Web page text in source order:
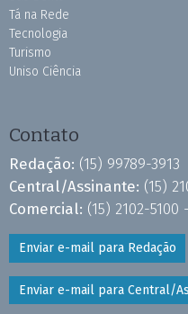
Tá na Rede
Tecnologia
Turismo
Uniso Ciência
Contato
Redação: (15) 99789-3913
Central/Assinante: (15)
Comercial: (15) 2102-
Enviar e-mail para Redação
Enviar e-mail para Central/